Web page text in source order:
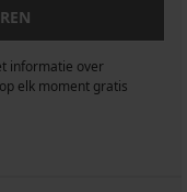
informatie over
elk moment gratis